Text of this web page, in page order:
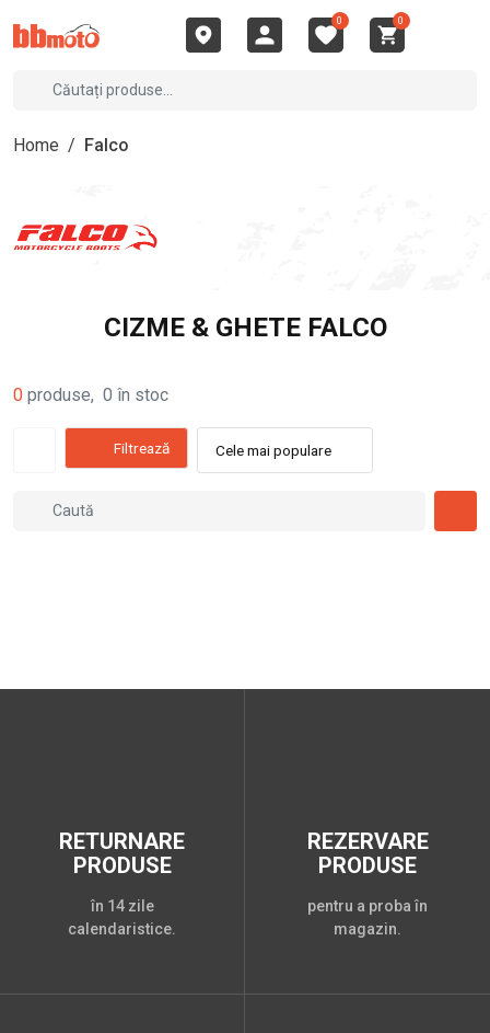
0 0
Home / Falco
CIZME & GHETE FALCO
0 produse, 0 în stoc
Filtrează Cele mai populare
RETURNARE
PRODUSE
în 14 zile
calendaristice.
REZERVARE
PRODUSE
pentru a proba în
magazin.